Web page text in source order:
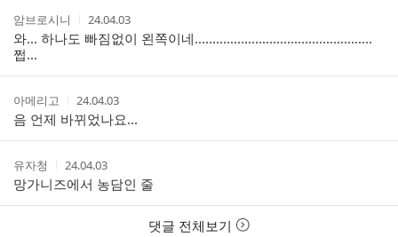
작
성
자
암브로시니
작
성
시
24.04.03
와... 하나도 빠짐없이 왼쪽이네..................................................
쩝...
작
성
자
아메리고
작
성
시
간
24.04.03
음 언제 바뀌었나요...
작
성
자
유자청
작
성
시
간
24.04.03
망가니즈에서 농담인 줄
댓글 전체보기